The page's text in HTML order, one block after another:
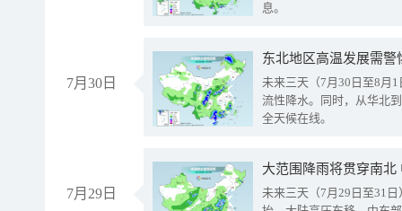
息。
7月30日
东北地区高温发展需
未来三天（7月30日至8月
流性降水。同时，从华北
全天候在线。
7月29日
大范围降雨将贯穿南
未来三天（7月29日至31